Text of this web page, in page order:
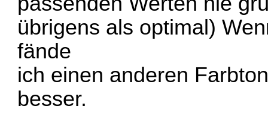
übrigens als optimal)
fände
ich einen anderen
besser.